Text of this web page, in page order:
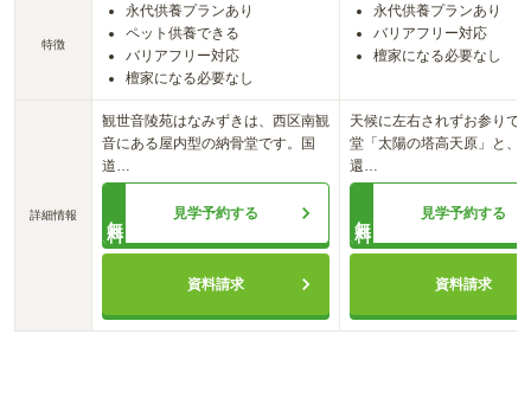
特徴
詳細情報
永代供養プランあり
ペット供養できる
バリアフリー対応
檀家になる必要なし
観世音陵苑はなみずきは、西区南観
音にある屋内型の納骨堂です。国
道
見学予約する
資料請求
永代供養プランあり
バリアフリー対応
檀家になる必要なし
天候に左右されずお参りで
堂「太陽の塔高天原」と、
還
見学予約する
資料請求